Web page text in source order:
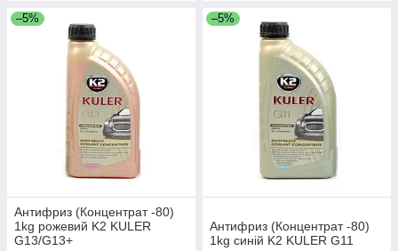
–5%
Антифриз (Концентрат -80)
1kg рожевий K2 KULER
G13/G13+
–5%
Антифриз (Концентрат -80)
1kg синій K2 KULER G11